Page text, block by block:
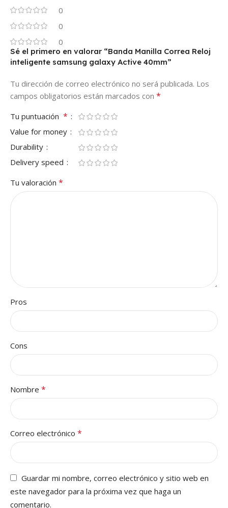
0
0
0
Sé el primero en valorar “Banda Manilla Correa Reloj
inteligente samsung galaxy Active 40mm”
Tu dirección de correo electrónico no será publicada. Los
campos obligatorios están marcados con *
Tu puntuación *
Value for money
Durability
Delivery speed
Tu valoración *
Pros
Cons
Nombre *
Correo electrónico *
Guardar mi nombre, correo electrónico y sitio web en
este navegador para la próxima vez que haga un
comentario.